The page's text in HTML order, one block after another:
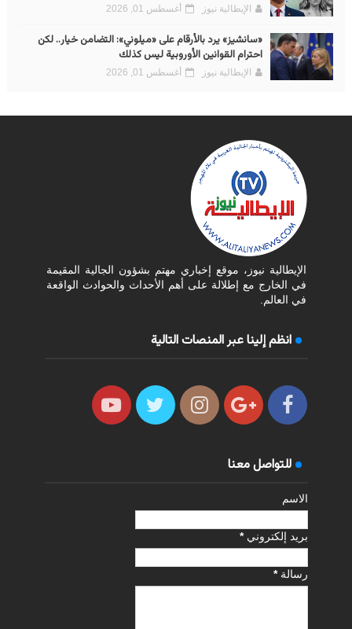
الإيطالية نيوز أغسطس 01, 2026
«سانشيز» يرد بالأرقام على «ميلوني»: التضامن خيار.. لكن
احترام القوانين الأوروبية ليس كذلك
الإيطالية نيوز أغسطس 01, 2026
الإيطالية نيوز، موقع إخباري مهتم بشؤون الجالية المقيمة
في الخارج مع إطلالة على أهم الأحداث والحوادث الواقعة
في العالم.
انظم إلينا عبر المنصات التالية
للتواصل معنا
الاسم
بريد إلكتروني*
رسالة*